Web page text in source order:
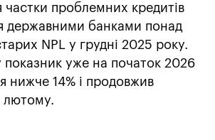
частки проблемних кредитів
державними банками понад
NPL у грудні 2025 року.
показник уже на початок 2026
нижче 14% і продовжив
лютому.